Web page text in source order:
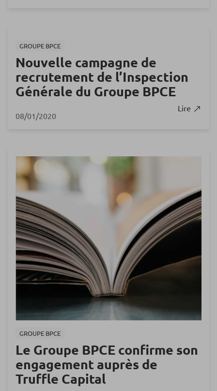
GROUPE BPCE
Nouvelle campagne de
recrutement de l’Inspection
Générale du Groupe BPCE
08/01/2020
Lire
GROUPE BPCE
Le Groupe BPCE confirme son
engagement auprès de
Truffle Capital